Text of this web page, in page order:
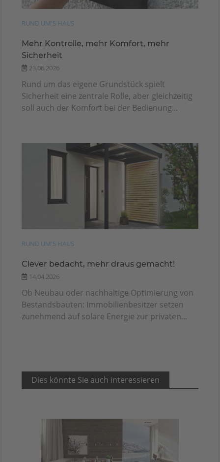
RUND UM'S HAUS
Mehr Kontrolle, mehr Komfort, mehr
Sicherheit
23.06.2026
Rund um das eigene Grundstück spielt
Sicherheit eine zentrale Rolle, aber gleichzeitig
soll auch der Komfort bei der Bedienung...
RUND UM'S HAUS
Clever bedacht, mehr draus gemacht!
14.04.2026
Ob Neubau oder nachhaltige Optimierung von
Bestandsbauten: Immobilienbesitzer setzen
zunehmend auf solare Energie zur privaten...
Dies könnte Sie auch interessieren